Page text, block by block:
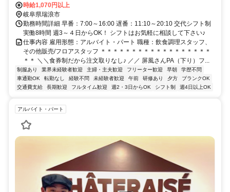
ら通勤できます
時給1,070円以上
岐阜県瑞浪市
勤務時間詳細 早番：7:00～16:00 遅番：11:10～20:10 交代シフト制
実働8時間 週3～４日からOK！ シフトはお気軽に相談して下さい♪
仕事内容 雇用形態：アルバイト・パート 職種：飲食調理スタッフ、
その他販売/フロアスタッフ ＊＊＊＊＊＊＊＊＊＊＊＊＊＊＊＊＊＊
＊＊ ＼＼食券制だから注文取りなし♪ ／／ 屏風さんPA（下り）フ...
制服あり 業界未経験者歓迎 主婦・主夫歓迎 フリーター歓迎 早朝
学歴不問
車通勤OK
転勤なし 経験不問 未経験者歓迎 午前 研修あり 夕方
ブランクOK
交通費支給
長期歓迎 フルタイム歓迎 週2・3日からOK シフト制 週4日以上OK
アルバイト・パート